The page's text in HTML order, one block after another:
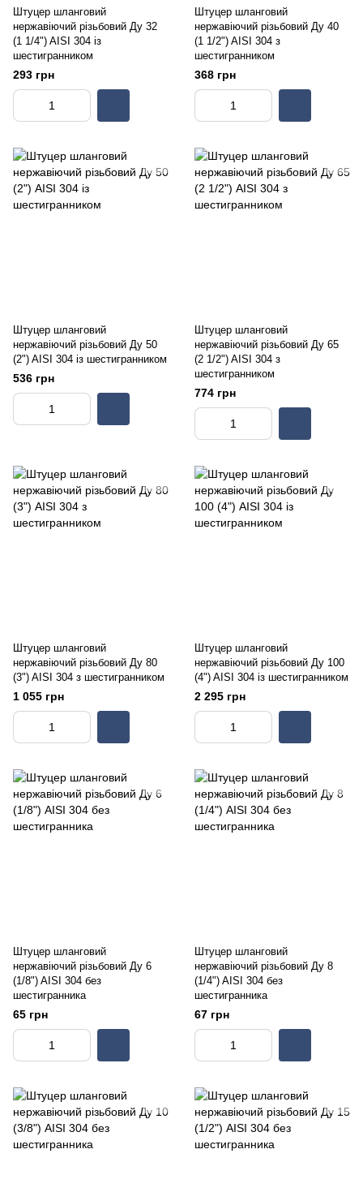
Штуцер шланговий
нержавіючий різьбовий Ду 32
(1 1/4") AISI 304 із
шестигранником
293 грн
Штуцер шланговий
нержавіючий різьбовий Ду 40
(1 1/2") AISI 304 з
шестигранником
368 грн
Штуцер шланговий
нержавіючий різьбовий Ду 50
(2") AISI 304 із шестигранником
536 грн
Штуцер шланговий
нержавіючий різьбовий Ду 65
(2 1/2") AISI 304 з
шестигранником
774 грн
Штуцер шланговий
нержавіючий різьбовий Ду 80
(3") AISI 304 з шестигранником
1 055 грн
Штуцер шланговий
нержавіючий різьбовий Ду 100
(4") AISI 304 із шестигранником
2 295 грн
Штуцер шланговий
нержавіючий різьбовий Ду 6
(1/8") AISI 304 без
шестигранника
65 грн
Штуцер шланговий
нержавіючий різьбовий Ду 8
(1/4") AISI 304 без
шестигранника
67 грн